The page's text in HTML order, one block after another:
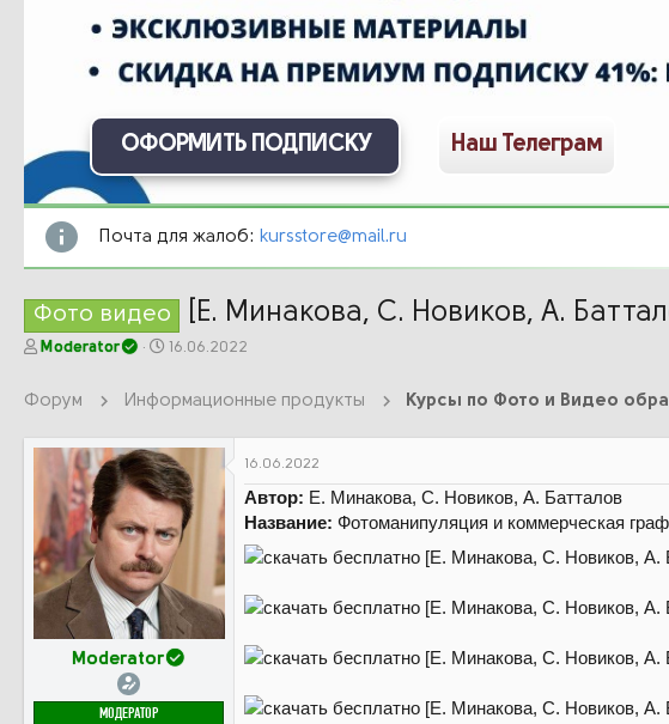
ОФОРМИТЬ ПОДПИСКУ Наш Телеграм
Почта для жалоб: kursstore@mail.ru
Фото видео [Е. Минакова, С. Новиков, А.
А
о
Moderator
Д
а
а
ч
а
а
16.06.2022
Форум Информационные продукты Курсы по Фото и Видео
Moderator
МОДЕРАТОР
16.06.2022
Автор: Е. Минакова, С. Новиков, А. Батталов
Название: Фотоманипуляция и коммерческая